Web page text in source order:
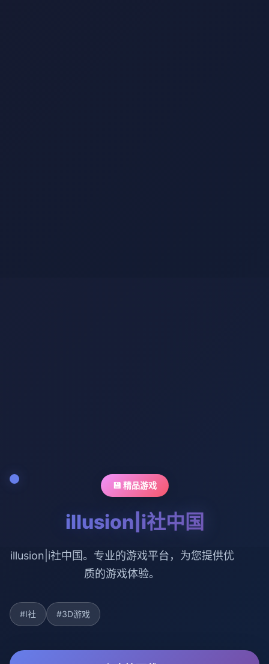
💾 精品游戏
illusion|i社中国
illusion|i社中国。专业的游戏平台，为您提供优
质的游戏体验。
#I社 #3D游戏